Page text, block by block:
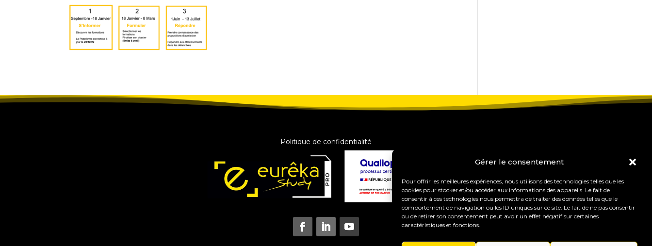
Gérer le consentement
Pour offrir les meilleures expériences, nous utilisons des technologies telles que les
cookies pour stocker et/ou accéder aux informations des appareils. Le fait de
consentir à ces technologies nous permettra de traiter des données telles que le
comportement de navigation ou les ID uniques sur ce site. Le fait de ne pas consentir
ou de retirer son consentement peut avoir un effet négatif sur certaines
caractéristiques et fonctions.
Politique de confidentialité